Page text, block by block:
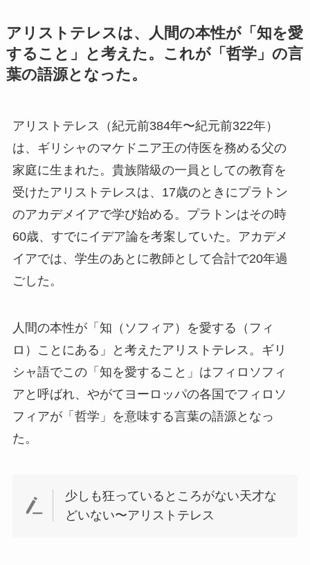
アリストテレスは、人間の本性が「知を愛
すること」と考えた。これが「哲学」の言
葉の語源となった。
アリストテレス（紀元前384年〜紀元前322年）
は、ギリシャのマケドニア王の侍医を務める父の
家庭に生まれた。貴族階級の一員としての教育を
受けたアリストテレスは、17歳のときにプラトン
のアカデメイアで学び始める。プラトンはその時
60歳、すでにイデア論を考案していた。アカデメ
イアでは、学生のあとに教師として合計で20年過
ごした。
人間の本性が「知（ソフィア）を愛する（フィ
ロ）ことにある」と考えたアリストテレス。ギリ
シャ語でこの「知を愛すること」はフィロソフィ
アと呼ばれ、やがてヨーロッパの各国でフィロソ
フィアが「哲学」を意味する言葉の語源となっ
た。
少しも狂っているところがない天才な
どいない〜アリストテレス